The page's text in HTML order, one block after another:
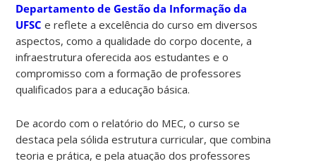
Departamento de Gestão da Informação da
UFSC e reflete a excelência do curso em diversos
aspectos, como a qualidade do corpo docente, a
infraestrutura oferecida aos estudantes e o
compromisso com a formação de professores
qualificados para a educação básica.
De acordo com o relatório do MEC, o curso se
destaca pela sólida estrutura curricular, que combina
teoria e prática, e pela atuação dos professores